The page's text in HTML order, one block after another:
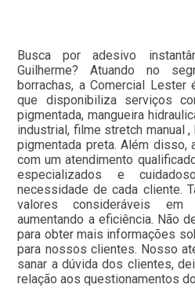
Busca por adesivo
Guilherme? Atuando no
borrachas, a Comercial
que disponibiliza serviços
pigmentada, mangueira
industrial, filme stretch manual
pigmentada preta. Além disso,
com um atendimento
especializados e
necessidade de cada cliente.
valores consideráveis em
aumentando a eficiência. Não
para obter mais informações
para nossos clientes. Nosso
sanar a dúvida dos clientes,
relação aos questionamentos